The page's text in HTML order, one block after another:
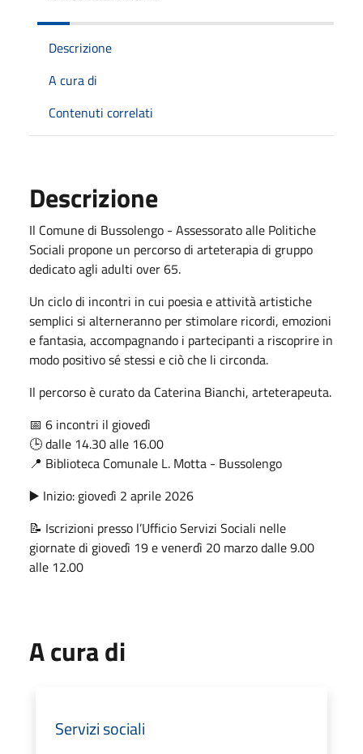
Descrizione
A cura di
Contenuti correlati
Descrizione
Il Comune di Bussolengo - Assessorato alle Politiche
Sociali propone un percorso di arteterapia di gruppo
dedicato agli adulti over 65.
Un ciclo di incontri in cui poesia e attività artistiche
semplici si alterneranno per stimolare ricordi, emozioni
e fantasia, accompagnando i partecipanti a riscoprire in
modo positivo sé stessi e ciò che li circonda.
Il percorso è curato da Caterina Bianchi, arteterapeuta.
📅 6 incontri il giovedì
🕒 dalle 14.30 alle 16.00
📍 Biblioteca Comunale L. Motta - Bussolengo
▶️ Inizio: giovedì 2 aprile 2026
📝 Iscrizioni presso l’Ufficio Servizi Sociali nelle
giornate di giovedì 19 e venerdì 20 marzo dalle 9.00
alle 12.00
A cura di
Servizi sociali